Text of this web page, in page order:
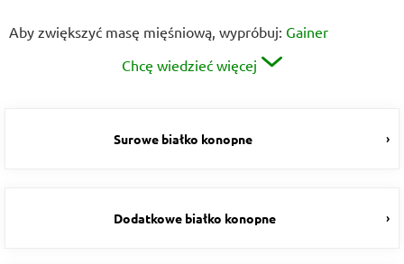
Aby zwiększyć masę mięśniową, wypróbuj: Gainer
Chcę wiedzieć więcej
Surowe białko konopne
Dodatkowe białko konopne